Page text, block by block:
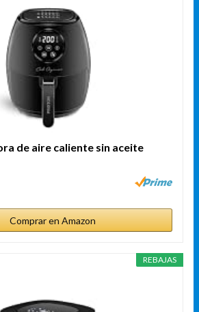
de aire caliente sin aceite
Comprar en Amazon
REBAJAS